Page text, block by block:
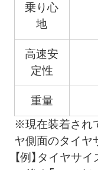
乗り心
地
高速安
定性
重量
※現在装着され
ヤ側面のタイヤ
【例】タイヤサ